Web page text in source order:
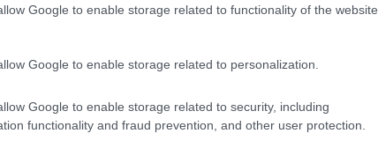
Google to enable storage related to functionality of the website
Google to enable storage related to personalization.
Google to enable storage related to security, including
functionality and fraud prevention, and other user protection.
elkerülné a propagandát,
ideés csatlakozzon adománygyűjtésünkhöz!
Go ,ital,Jászberény,shake,street food